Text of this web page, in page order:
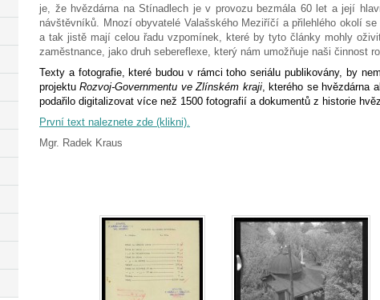
je, že hvězdárna na Stínadlech je v provozu bezmála 60 let a její
návštěvníků. Mnozí obyvatelé Valašského Meziříčí a přilehlého okolí
a tak jistě mají celou řadu vzpomínek, které by tyto články mohly
zaměstnance, jako druh sebereflexe, který nám umožňuje naši činnost
Texty a fotografie, které budou v rámci toho seriálu publikovány, by
projektuRozvoj-Governmentu ve Zlínském kraji, kterého se hvězdárna
podařilo digitalizovat více než 1500 fotografií a dokumentů z historie
První text naleznete zde (klikni).
Mgr. Radek Kraus